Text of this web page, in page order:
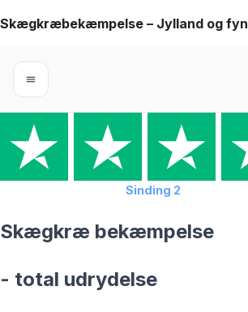
Skip
content
Skægkræbekæmpelse – Jylland og fyn
Sinding 2
Skægkræ bekæmpelse
- total udrydelse